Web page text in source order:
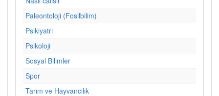
Paleontoloji (Fosilbilim)
Psikiyatri
Psikoloji
Sosyal Bilimler
Spor
Tarım ve Hayvancılık